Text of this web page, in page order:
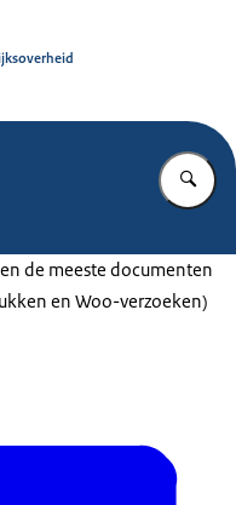
de meeste documenten
en Woo-verzoeken)